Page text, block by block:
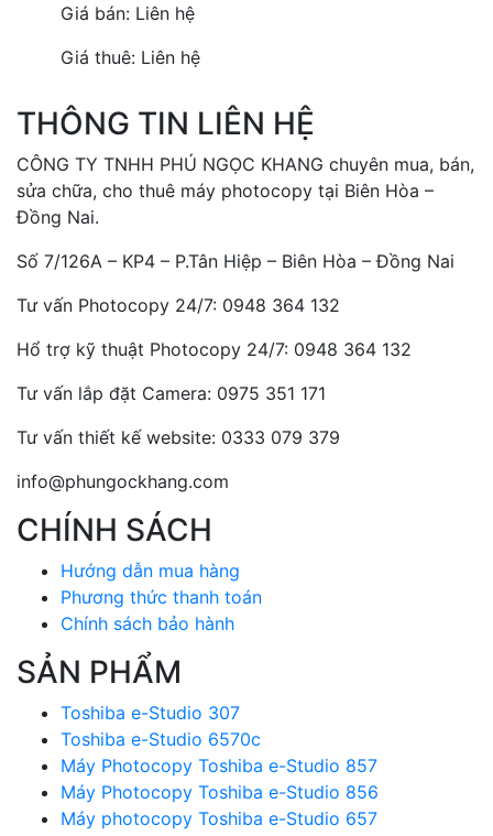
Giá bán: Liên hệ
Giá thuê: Liên hệ
THÔNG TIN LIÊN HỆ
CÔNG TY TNHH PHÚ NGỌC KHANG chuyên mua, bán,
sửa chữa, cho thuê máy photocopy tại Biên Hòa –
Đồng Nai.
Số 7/126A – KP4 – P.Tân Hiệp – Biên Hòa – Đồng Nai
Tư vấn Photocopy 24/7: 0948 364 132
Hổ trợ kỹ thuật Photocopy 24/7: 0948 364 132
Tư vấn lắp đặt Camera: 0975 351 171
Tư vấn thiết kế website: 0333 079 379
info@phungockhang.com
CHÍNH SÁCH
Hướng dẫn mua hàng
Phương thức thanh toán
Chính sách bảo hành
SẢN PHẨM
Toshiba e-Studio 307
Toshiba e-Studio 6570c
Máy Photocopy Toshiba e-Studio 857
Máy Photocopy Toshiba e-Studio 856
Máy photocopy Toshiba e-Studio 657